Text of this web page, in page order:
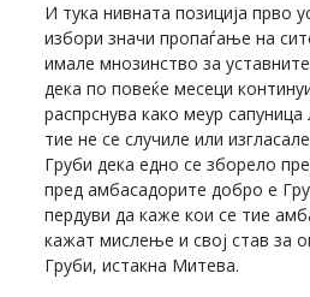
И тука нивната позиција прво
избори значи пропаѓање на
имале мнозинство за
дека по повеќе месеци
распрснува како меур
тие не се случиле или
Груби дека едно се зборело
пред амбасадорите добро е
пердуви да каже кои се тие
кажат мислење и свој став за
Груби, истакна Митева.